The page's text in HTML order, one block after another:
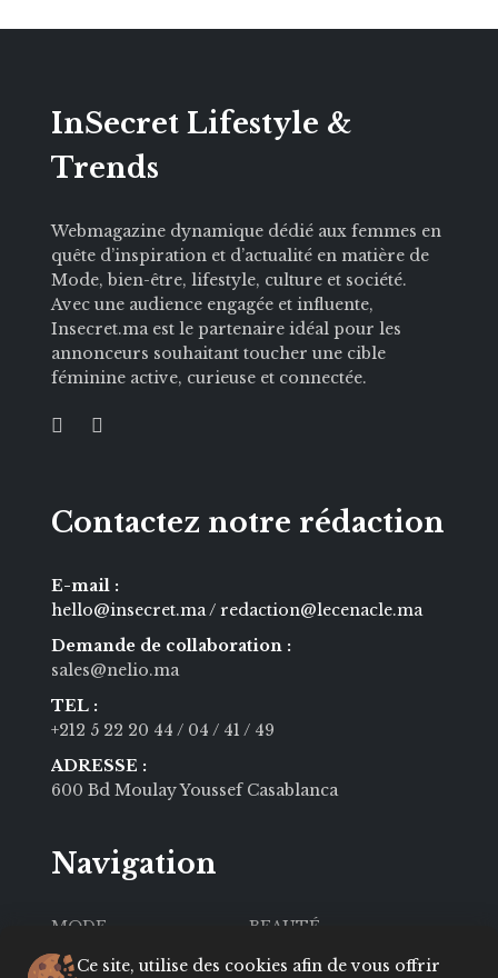
Ce site, utilise des cookies afin de vous offrir
InSecret Lifestyle &
Trends
Webmagazine dynamique dédié aux femmes en
quête d’inspiration et d’actualité en matière de
Mode, bien-être, lifestyle, culture et société.
Avec une audience engagée et influente,
Insecret.ma est le partenaire idéal pour les
annonceurs souhaitant toucher une cible
féminine active, curieuse et connectée.
Contactez notre rédaction
E-mail :
hello@insecret.ma / redaction@lecenacle.ma
Demande de collaboration :
sales@nelio.ma
TEL :
+212 5 22 20 44 / 04 / 41 / 49
ADRESSE :
600 Bd Moulay Youssef Casablanca
Navigation
MODE
BEAUTÉ
SOCIÉTÉ
CULTURE